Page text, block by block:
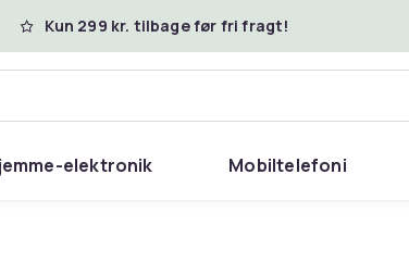
Kun 299 kr. tilbage før fri fragt!
elektronik Mobiltelefoni